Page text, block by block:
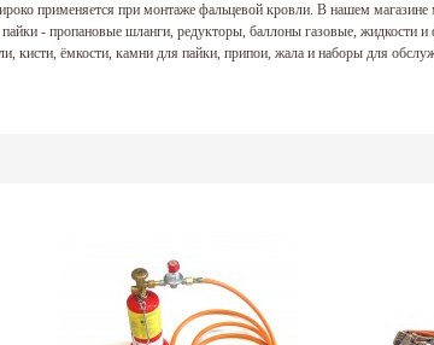
применяется при монтаже фальцевой кровли. В нашем
- пропановые шланги, редукторы, баллоны газовые, жидкости
кисти, ёмкости, камни для пайки, припои, жала и наборы для